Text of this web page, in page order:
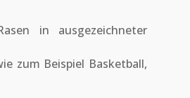
in ausgezeichneter
zum Beispiel Basketball,